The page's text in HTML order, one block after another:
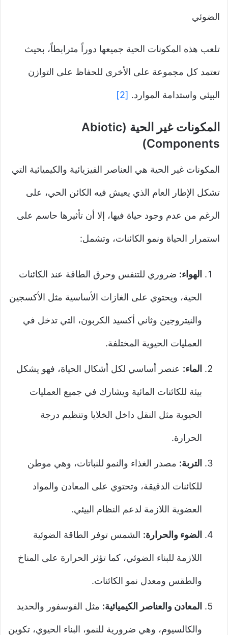
الضوئي
تلعب هذه المكونات الحية جميعها دوراً مترابطاً، بحيث
تعتمد كل مجموعة على الأخرى للحفاظ على التوازن
البيئي واستدامة الموارد. [2]
المكونات غير الحية (Abiotic
Components)
المكونات غير الحية هي العناصر الفيزيائية والكيميائية التي
تشكل الإطار العام الذي يعيش فيه الكائن الحي، على
الرغم من عدم وجود حياة فيها، إلا أن تأثيرها حاسم على
استمرار الحياة ونمو الكائنات، وتشمل:
الهواء: ضروري للتنفس وحرق الطاقة عند الكائنات
الحية، ويحتوي على الغازات الأساسية مثل الأكسجين
والنيتروجين وثاني أكسيد الكربون، التي تدخل في
العمليات الحيوية المختلفة.
الماء: عنصر أساسي لكل أشكال الحياة، فهو يشكل
بيئة للكائنات المائية ويشارك في جميع العمليات
الحيوية مثل النقل داخل الخلايا وتنظيم درجة
الحرارة.
التربة: مصدر الغذاء والنمو للنباتات، وهي موطن
للكائنات الدقيقة، وتحتوي على المعادن والمواد
العضوية اللازمة لدعم النظام البيئي.
الضوء والحرارة: الشمس توفر الطاقة الضوئية
اللازمة للبناء الضوئي، كما تؤثر الحرارة على المناخ
والطقس ومعدل نمو الكائنات.
المعادن والعناصر الكيميائية: مثل الفوسفور والحديد
والكالسيوم، وهي ضرورية للنمو، البناء الحيوي، تكوين